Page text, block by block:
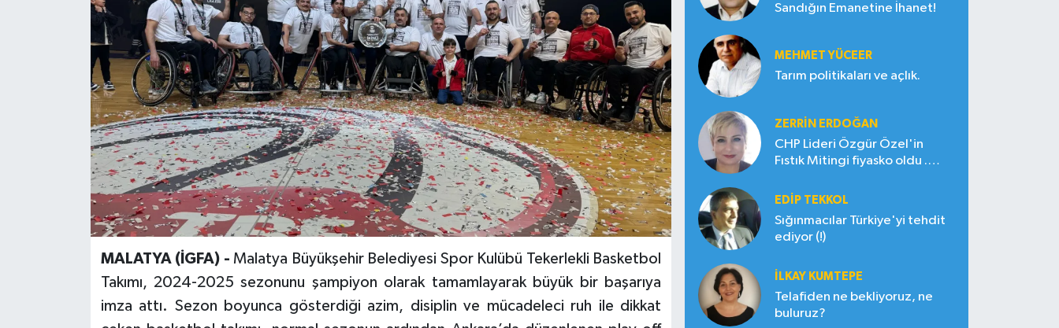
MALATYA (İGFA) - Malatya Büyükşehir Belediyesi Spor Kulübü Tekerlekli Basketbol
Takımı, 2024-2025 sezonunu şampiyon olarak tamamlayarak büyük bir başarıya
imza attı. Sezon boyunca gösterdiği azim, disiplin ve mücadeleci ruh ile dikkat
Sandığın Emanetine İhanet!
MEHMET YÜCEER
Tarım politikaları ve açlık.
ZERRIN ERDOĞAN
CHP Lideri Özgür Özel'in
Fıstık Mitingi fiyasko oldu .
EDIP TEKKOL
Sığınmacılar Türkiye'yi tehdit
ediyor (!)
İLKAY KUMTEPE
Telafiden ne bekliyoruz, ne
buluruz?